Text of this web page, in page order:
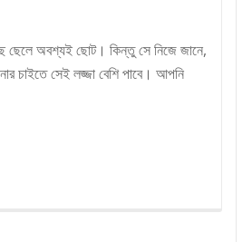
ছেলে অবশ্যই ছোট। কিন্তু সে নিজে জানে,
চাইতে সেই লজ্জা বেশি পাবে। আপনি